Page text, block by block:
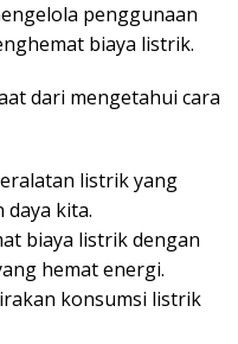
penggunaan
biaya listrik.
dari mengetahui cara
listrik yang
kita.
biaya listrik dengan
hemat energi.
konsumsi listrik